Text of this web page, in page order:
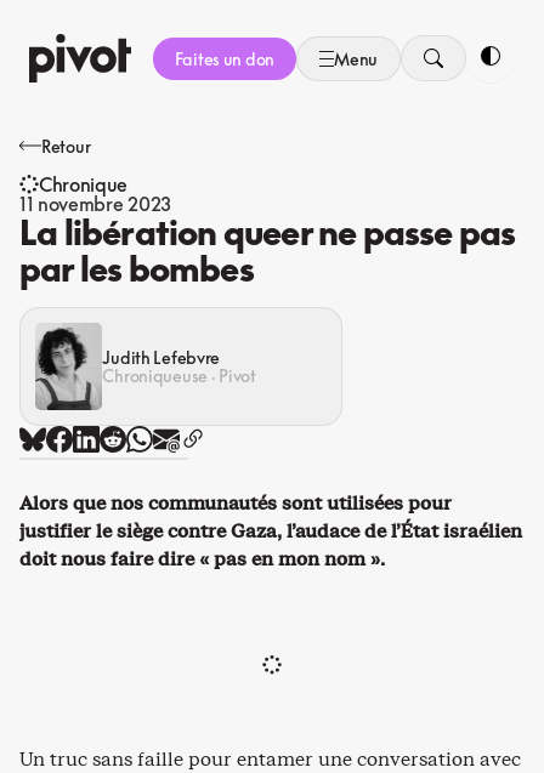
au
contenu
Faites un don Menu
Retour
Chronique
11 novembre 2023
La libération queer ne passe pas
par les bombes
Judith Lefebvre
Chroniqueuse · Pivot
Alors que nos communautés sont utilisées pour
justifier le siège contre Gaza, l’audace de l’État israélien
doit nous faire dire « pas en mon nom ».
Un truc sans faille pour entamer une conversation avec